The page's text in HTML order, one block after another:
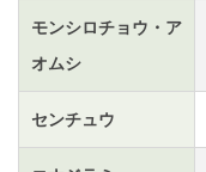
モンシロチョウ・ア
オムシ
センチュウ